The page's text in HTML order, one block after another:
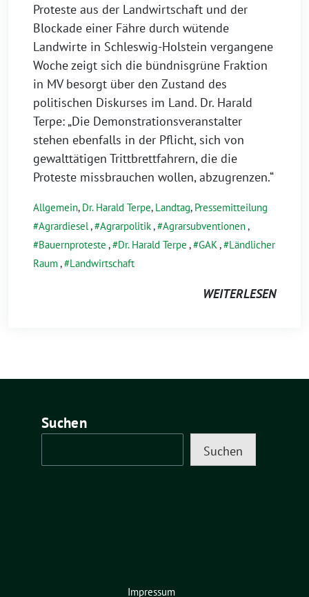
Proteste aus der Landwirtschaft und der
Blockade einer Fähre durch wütende
Landwirte in Schleswig-Holstein vergangene
Woche zeigt sich die bündnisgrüne Fraktion
in MV besorgt über den Zustand des
politischen Diskurses im Land. Dr. Harald
Terpe: „Die Demonstrationsveranstalter
stehen ebenfalls in der Pflicht, sich von
gewalttätigen Trittbrettfahrern, die die
Proteste missbrauchen wollen, abzugrenzen.“
Allgemein, Dr. Harald Terpe, Landtag, Pressemitteilung
Agrardiesel, Agrarpolitik, Agrarsubventionen,
Bauernproteste , Dr. Harald Terpe , GAK,
Ländlicher
Raum, Landwirtschaft
WEITERLESEN
Suchen
Suchen
Impressum